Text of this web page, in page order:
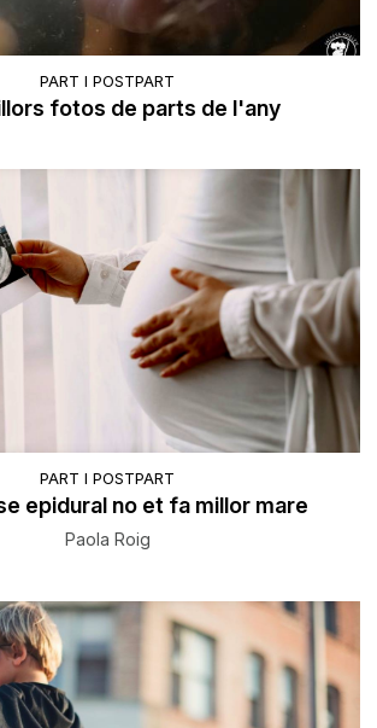
PART I POSTPART
fotos de parts de l'any
PART I POSTPART
epidural no et fa millor mare
Paola Roig